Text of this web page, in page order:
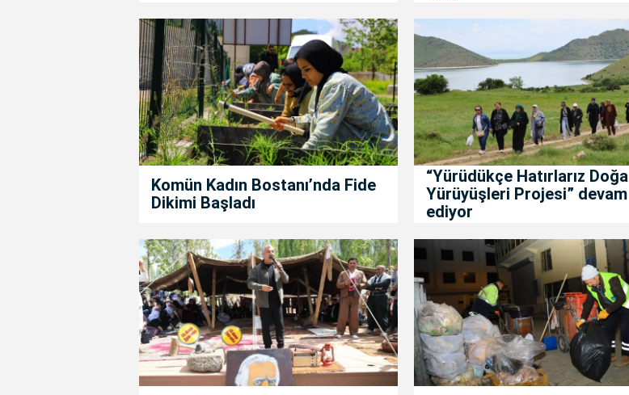
Komün Kadın Bostanı’nda Fide
Dikimi Başladı
“Yürüdükçe Hatırlarız Doğa
Yürüyüşleri Projesi” devam
ediyor